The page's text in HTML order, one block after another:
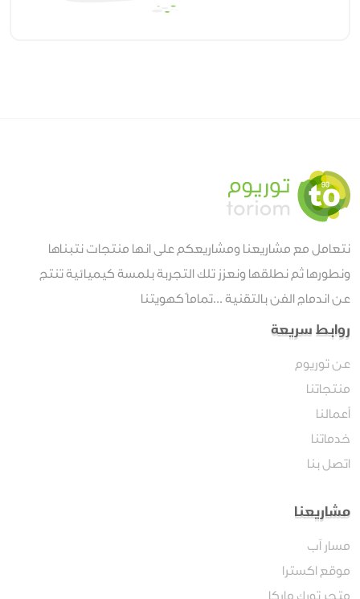
نتعامل مع مشاريعنا ومشاريعكم على انها منتجات نتبناها
ونطورها ثم نطلقها ونعزز تلك التجربة بلمسة كيميائية تنتج
عن اندماج الفن بالتقنية ...تماماً كهويتنا
روابط سريعة
عن توريوم
منتجاتنا
أعمالنا
خدماتنا
اتصل بنا
مشاريعنا
مسار آب
موقع اكسترا